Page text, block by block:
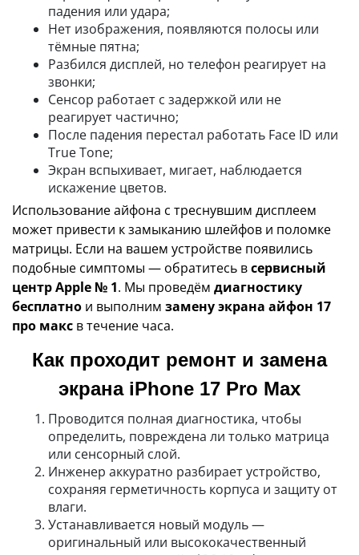
падения или удара;
Нет изображения, появляются полосы или
тёмные пятна;
Разбился дисплей, но телефон реагирует на
звонки;
Сенсор работает с задержкой или не
реагирует частично;
После падения перестал работать Face ID или
True Tone;
Экран вспыхивает, мигает, наблюдается
искажение цветов.
Использование айфона с треснувшим дисплеем
может привести к замыканию шлейфов и поломке
матрицы. Если на вашем устройстве появились
подобные симптомы — обратитесь всервисный
центр Apple № 1. Мы проведём диагностику
бесплатно и выполним замену экрана айфон 17
про макс в течение часа.
Как проходит ремонт и замена
экрана iPhone 17 Pro Max
Проводится полная диагностика, чтобы
определить, повреждена ли только матрица
или сенсорный слой.
Инженер аккуратно разбирает устройство,
сохраняя герметичность корпуса и защиту от
влаги.
Устанавливается новый модуль —
оригинальный или высококачественный